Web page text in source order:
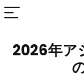
2026年ア